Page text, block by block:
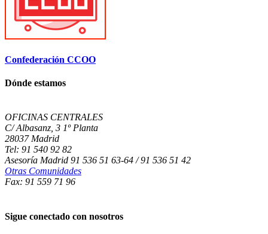
Confederación CCOO
Dónde estamos
OFICINAS CENTRALES
C/ Albasanz, 3 1º Planta
28037 Madrid
Tel: 91 540 92 82
Asesoría Madrid 91 536 51 63-64 / 91 536 51 42
Otras Comunidades
Fax: 91 559 71 96
Sigue conectado con nosotros